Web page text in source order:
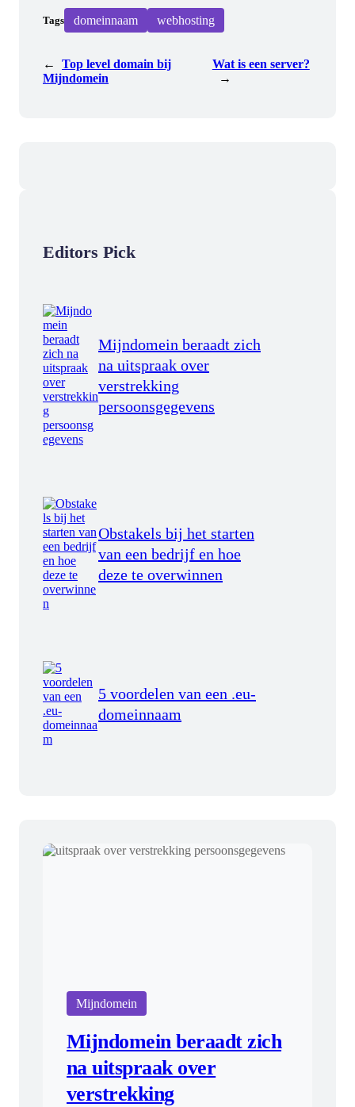
Tags domeinnaam webhosting
←
Top level domain bij
Mijndomein
Wat is een server?
→
Editors Pick
Mijndomein beraadt zich
na uitspraak over
verstrekking
persoonsgegevens
Obstakels bij het starten
van een bedrijf en hoe
deze te overwinnen
5 voordelen van een .eu-
domeinnaam
Mijndomein
Mijndomein beraadt zich
na uitspraak over
verstrekking